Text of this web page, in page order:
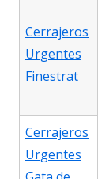
Cerrajeros
Urgentes
Finestrat
Cerrajeros
Urgentes